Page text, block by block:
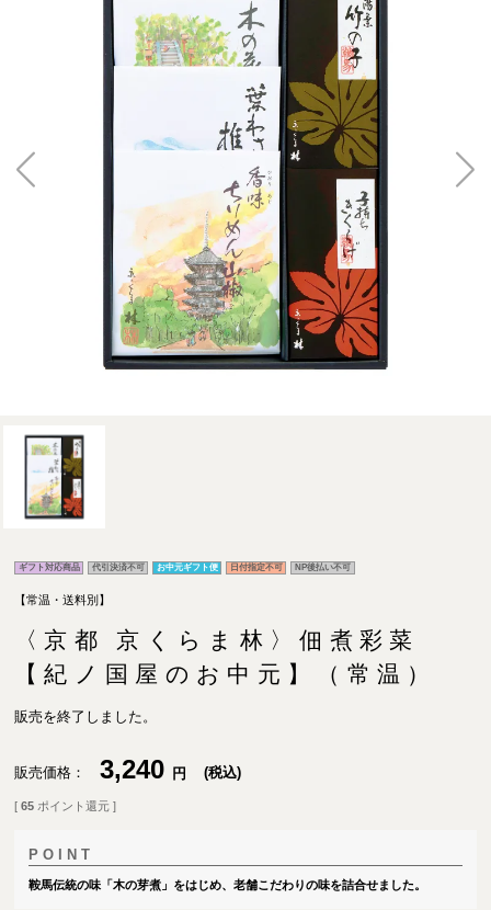
ギフト対応商品 代引決済不可 お中元ギフト便 日付指定不可 NP後払い不可
【常温・送料別】
〈京都 京くらま林〉佃煮彩菜
【紀ノ国屋のお中元】（常温）
販売を終了しました。
販売価格 3,240 税込
[ 65 ポイント還元 ]
鞍馬伝統の味「木の芽煮」をはじめ、老舗こだわりの味を詰合せました。